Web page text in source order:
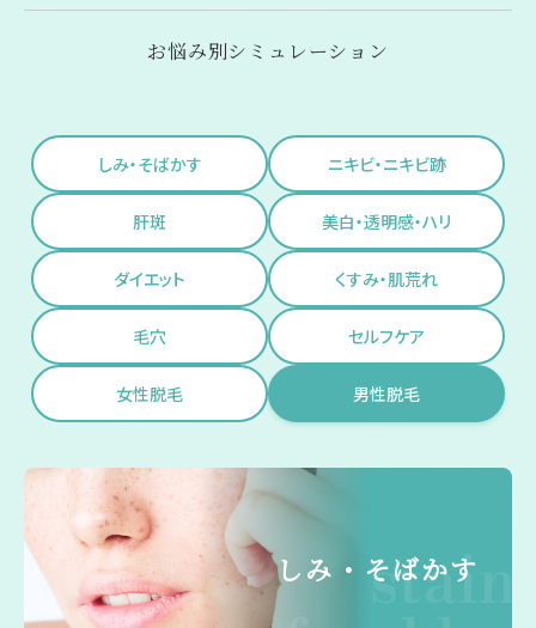
お悩み別シミュレーション
しみ・そばかす ニキビ・ニキビ跡
肝斑 美白・透明感・ハリ
ダイエット くすみ・肌荒れ
毛穴 セルフケア
女性脱毛 男性脱毛
stain
しみ・そばかす